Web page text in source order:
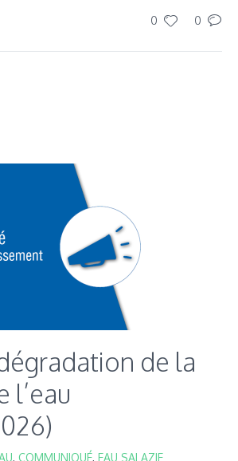
0 0
de la
l’eau
, COMMUNIQUÉ, EAU SALAZIE